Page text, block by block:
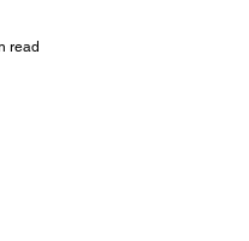
read